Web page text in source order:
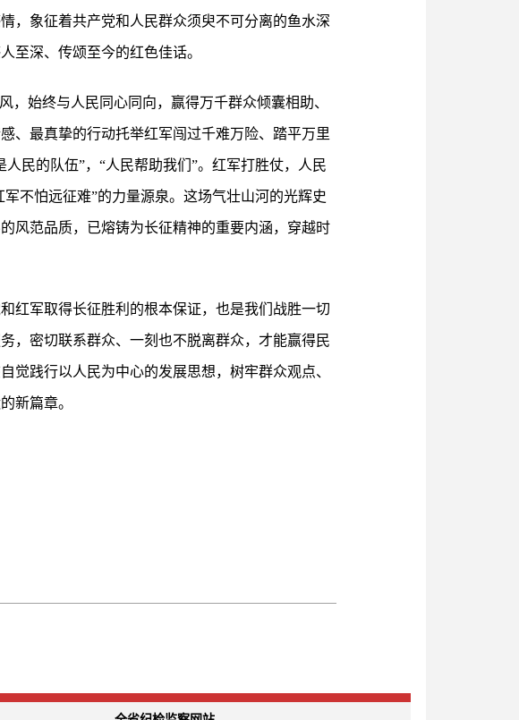
，象征着共产党和人民群众须臾不可分离的鱼水深
深、传颂至今的红色佳话。
始终与人民同心同向，赢得万千群众倾囊相助、
、最真挚的行动托举红军闯过千难万险、踏平万里
民的队伍”，“人民帮助我们”。红军打胜仗，人民
不怕远征难”的力量源泉。这场气壮山河的光辉史
风范品质，已熔铸为长征精神的重要内涵，穿越时
红军取得长征胜利的根本保证，也是我们战胜一切
，密切联系群众、一刻也不脱离群众，才能赢得民
觉践行以人民为中心的发展思想，树牢群众观点、
新篇章。